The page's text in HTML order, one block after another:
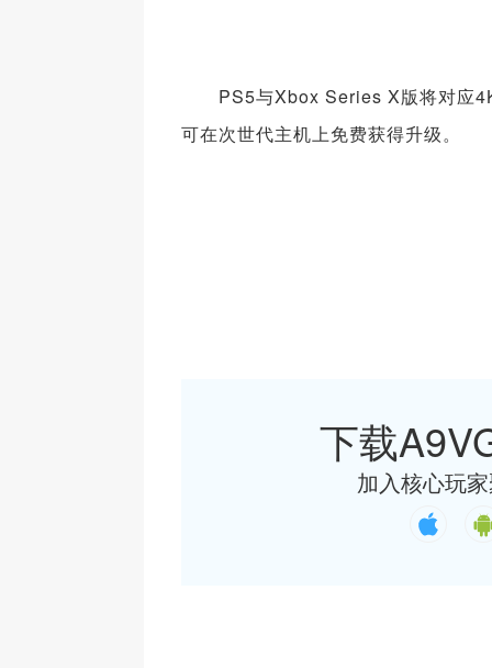
PS5与Xbox Series X版将对应4K
可在次世代主机上免费获得升级。
下载
加入核心玩